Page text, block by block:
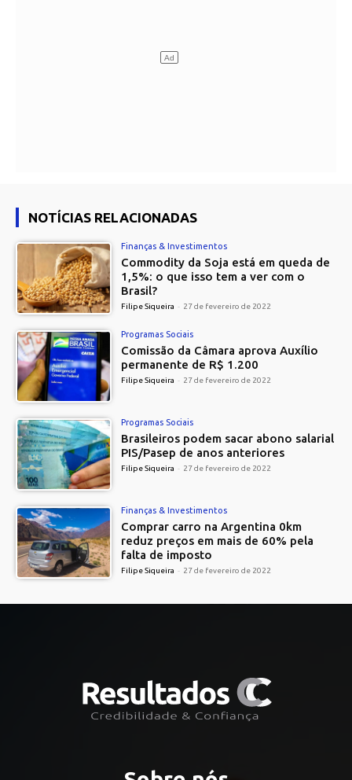
NOTÍCIAS RELACIONADAS
Finanças & Investimentos
Commodity da Soja está em queda de
1,5%: o que isso tem a ver com o
Brasil?
Filipe Siqueira - 27 de fevereiro de 2022
Programas Sociais
Comissão da Câmara aprova Auxílio
permanente de R$ 1.200
Filipe Siqueira - 27 de fevereiro de 2022
Programas Sociais
Brasileiros podem sacar abono salarial
PIS/Pasep de anos anteriores
Filipe Siqueira - 27 de fevereiro de 2022
Finanças & Investimentos
Comprar carro na Argentina 0km
reduz preços em mais de 60% pela
falta de imposto
Filipe Siqueira - 27 de fevereiro de 2022